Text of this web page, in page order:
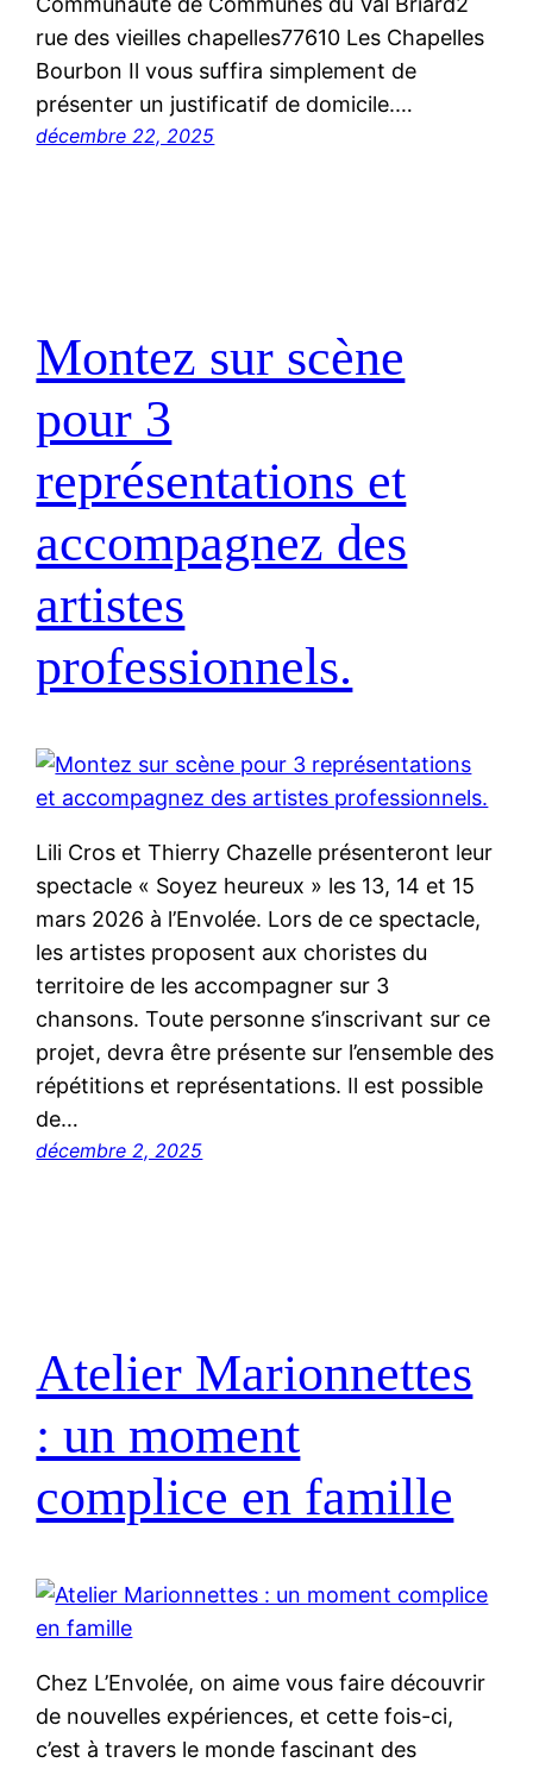
rue des vieilles chapelles77610 Les Chapelles
Bourbon Il vous suffira simplement de
présenter un justificatif de domicile.…
décembre 22, 2025
Montez sur scène
pour 3
représentations et
accompagnez des
artistes
professionnels.
Lili Cros et Thierry Chazelle présenteront leur
spectacle « Soyez heureux » les 13, 14 et 15
mars 2026 à l’Envolée. Lors de ce spectacle,
les artistes proposent aux choristes du
territoire de les accompagner sur 3
chansons. Toute personne s’inscrivant sur ce
projet, devra être présente sur l’ensemble des
répétitions et représentations. Il est possible
de…
décembre 2, 2025
Atelier Marionnettes
: un moment
complice en famille
Chez L’Envolée, on aime vous faire découvrir
de nouvelles expériences, et cette fois-ci,
c’est à travers le monde fascinant des